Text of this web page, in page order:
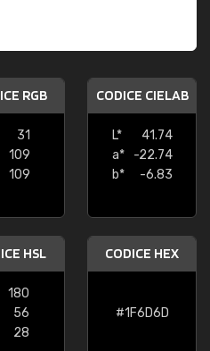
RGB
31
109
109
CODICE CIELAB
L*
41.74
a*
-22.74
b*
-6.83
HSL
180
56
28
CODICE HEX
#1F6D6D